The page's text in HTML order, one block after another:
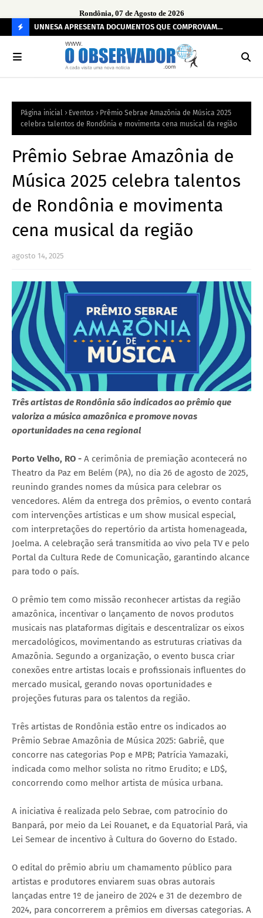
Rondônia, 07 de Agosto de 2026
O
R
UNNESA APRESENTA DOCUMENTOS QUE COMPROVAM
TRANSPARÊNCIA E LEGALIDADE NA OPERAÇÃO ALVO DA PF
Página inicial Eventos
Prêmio Sebrae Amazônia de Música 2025
celebra talentos de Rondônia e movimenta cena musical da região
Prêmio Sebrae Amazônia de
Música 2025 celebra talentos
de Rondônia e movimenta
cena musical da região
agosto 14, 2025
Três artistas de Rondônia são indicados ao prêmio que
valoriza a música amazônica e promove novas
oportunidades na cena regional
Porto Velho, RO - A cerimônia de premiação acontecerá no
Theatro da Paz em Belém (PA), no dia 26 de agosto de 2025,
reunindo grandes nomes da música para celebrar os
vencedores. Além da entrega dos prêmios, o evento contará
com intervenções artísticas e um show musical especial,
com interpretações do repertório da artista homenageada,
Joelma. A celebração será transmitida ao vivo pela TV e pelo
Portal da Cultura Rede de Comunicação, garantindo alcance
para todo o país.
O prêmio tem como missão reconhecer artistas da região
amazônica, incentivar o lançamento de novos produtos
musicais nas plataformas digitais e descentralizar os eixos
mercadológicos, movimentando as estruturas criativas da
Amazônia. Segundo a organização, o evento busca criar
conexões entre artistas locais e profissionais influentes do
mercado musical, gerando novas oportunidades e
projeções futuras para os talentos da região.
Três artistas de Rondônia estão entre os indicados ao
Prêmio Sebrae Amazônia de Música 2025: Gabriê, que
concorre nas categorias Pop e MPB; Patrícia Yamazaki,
indicada como melhor solista no ritmo Erudito; e LD$,
concorrendo como melhor artista de música urbana.
A iniciativa é realizada pelo Sebrae, com patrocínio do
Banpará, por meio da Lei Rouanet, e da Equatorial Pará, via
Lei Semear de incentivo à Cultura do Governo do Estado.
O edital do prêmio abriu um chamamento público para
artistas e produtores enviarem suas obras autorais
lançadas entre 1º de janeiro de 2024 e 31 de dezembro de
2024, para concorrerem a prêmios em diversas categorias. A